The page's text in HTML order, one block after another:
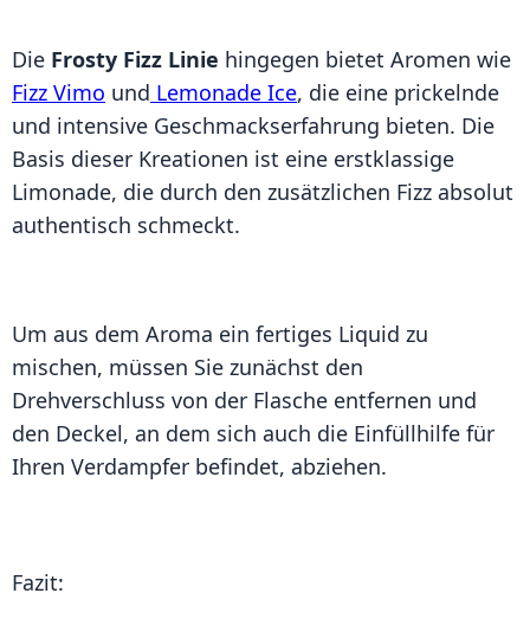
Die Frosty Fizz Linie hingegen bietet Aromen wie
Fizz Vimo und Lemonade Ice, die eine prickelnde
und intensive Geschmackserfahrung bieten. Die
Basis dieser Kreationen ist eine erstklassige
Limonade, die durch den zusätzlichen Fizz absolut
authentisch schmeckt.
Um aus dem Aroma ein fertiges Liquid zu
mischen, müssen Sie zunächst den
Drehverschluss von der Flasche entfernen und
den Deckel, an dem sich auch die Einfüllhilfe für
Ihren Verdampfer befindet, abziehen.
Fazit: